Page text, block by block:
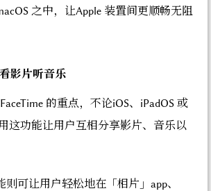
之中，让Apple 装置间更顺畅无阻
影片听音乐
的重点，不论iOS、iPadOS 或
这功能让用户互相分享影片、音乐以
则可让用户轻松地在「相片」app、